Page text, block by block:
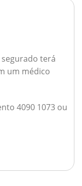
segurado terá
um médico
4090 1073 ou